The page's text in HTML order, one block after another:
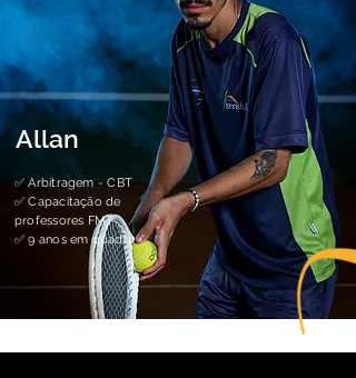
Allan
✅Arbitragem - CBT
✅Capacitação de
professores FMT
✅9 anos em quadra